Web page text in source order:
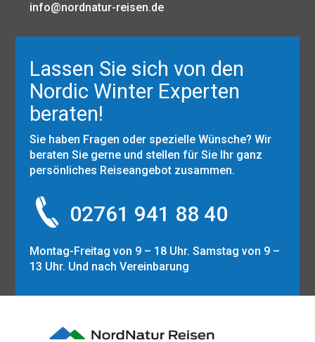
info@nordnatur-reisen.de
Lassen Sie sich von den
Nordic Winter Experten
beraten!
Sie haben Fragen oder spezielle Wünsche? Wir
beraten Sie gerne und stellen für Sie Ihr ganz
persönliches Reiseangebot zusammen.
02761 941 88 40
Montag-Freitag von 9 – 18 Uhr. Samstag von 9 –
13 Uhr. Und nach Vereinbarung